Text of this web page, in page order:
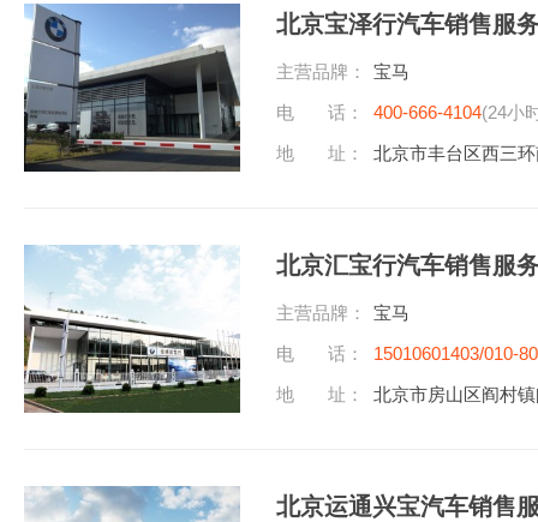
北京宝泽行汽车销售服
主营品牌：
宝马
电 话：
400-666-4104(24小
地 址：
北京市丰台区西三
北京汇宝行汽车销售服
主营品牌：
宝马
电 话：
15010601403/010-
地 址：
北京市房山区阎村
北京运通兴宝汽车销售